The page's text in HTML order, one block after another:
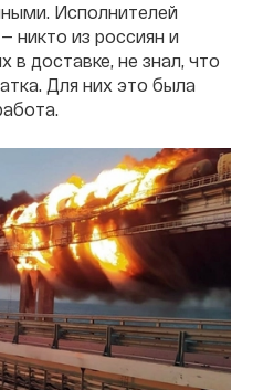
Исполнителей
никто из россиян и
в доставке, не знал, что
Для них это была